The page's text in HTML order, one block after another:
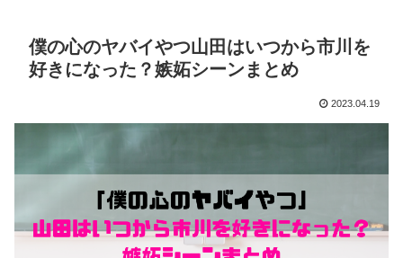
僕の心のヤバイやつ山田はいつから市川を
好きになった？嫉妬シーンまとめ
2023.04.19